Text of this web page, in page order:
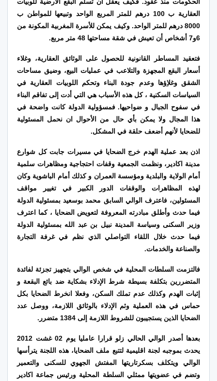
العقارية ب 100 درهم للمتر المربع الواحد وتبيعها للمواطن ب
8000 درهم للمتر الواحد. وكيف يمكن للأسرة المغربية المكونة من
6و7 أشخاص أن تعيش في شقة مساحتها 48 متر مربع.
فتعقيد المساطر القانونية للحصول على الوثائق العقارية، وغلاء
أسعار البقع المجهزة والتلاعب في عمليات البيع، وضيق مساحات
الشقق وغلاِؤها وعدم جودة البناء وتحكم اللوبيات العقارية في
السياسات السكنية ، كل هذه الأسباب هي التي أدت إلى تفاقم البناء
في سفوح الجبال و ضواحيها. فمسؤولية الدولة كانت واضحة في
هذا المجال ولا يمكن بأي حال من الأحوال ان نحمل المسئولية
للضحايا لأنهم أضعف حلقة في المشكل.
اذن بعد عملية الهدم خرج الضحايا في مسيرات جابت كل شوارع
مدينة اكادير، ونظمت الجمعية وقفات احتجاجية ومظاهرات سلمية
أمام الولاية والبلدية ومؤسسة العمران و كذلك أمام الباشوية وكان
لهذه المظاهرات والوقفات الدور الكبير في تغيير مواقف
المسئولين، فاعترف الوالي السابق محمد بوسعيد بمسئولية الدولة
فيما حدث وأطلق مبادرته المعروفة لتعويض الضحايا ، كما اعترف
وزير السكنى وسياسة المدينة نبيل بن عبد الله بمسئولية الدولة
فيما حدث خلال اللقاء التواصلي الذي نظم في غرفة التجارة
والصناعة والخدمات.
فالتزمت السلطات المحلية في شخص الوالي بتجهيز تجزئة لفائدة
المتضررين بتكلفة بسيطة شرط الإدلاء بشكاية ضد بائع البقعة و
إثبات الهدم وكذلك عدم تملك السكن، وفعلا انخرط الضحايا بكل
حماس في هذه العملية وثم الإدلاء بالوثائق اللازمة، ووصل عدد
الضحايا الذين يستجيبون للشروط اللازمة إلى 1384 متضرر.
بعدها أصدر الوالي الحالي زلو قرارا عامليا يوم 02 غشت 2012
يحدث بموجبه لجنة اقليمية لتتبع ملف الضحايا، هذه اللجنة يترأسها
الوالي ويتكلف بسكرتاريتها المفتش الجهوي للسكنى والتعمير
وتضم في عضويتها ممثلي السلطة المحلية ورئيس جماعة اكادير